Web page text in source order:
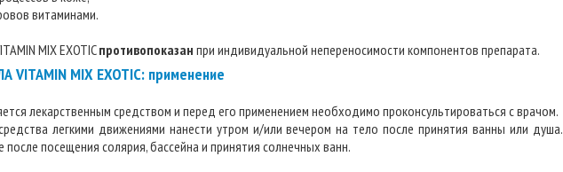
витаминами.
MIX EXOTICпротивопоказан при индивидуальной непереносимости компонентов препарата.
MIX EXOTIC: применение
лекарственным средством и перед его применением необходимо проконсультироваться с врачом.
легкими движениями нанести утром и/или вечером на тело после принятия ванны или душа.
посещения солярия, бассейна и принятия солнечных ванн.